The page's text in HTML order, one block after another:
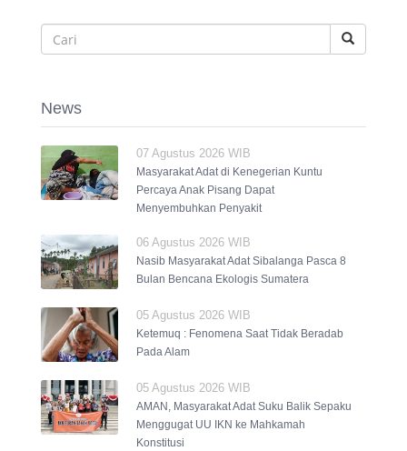
News
07 Agustus 2026 WIB
Masyarakat Adat di Kenegerian Kuntu
Percaya Anak Pisang Dapat
Menyembuhkan Penyakit
06 Agustus 2026 WIB
Nasib Masyarakat Adat Sibalanga Pasca 8
Bulan Bencana Ekologis Sumatera
05 Agustus 2026 WIB
Ketemuq : Fenomena Saat Tidak Beradab
Pada Alam
05 Agustus 2026 WIB
AMAN, Masyarakat Adat Suku Balik Sepaku
Menggugat UU IKN ke Mahkamah
Konstitusi